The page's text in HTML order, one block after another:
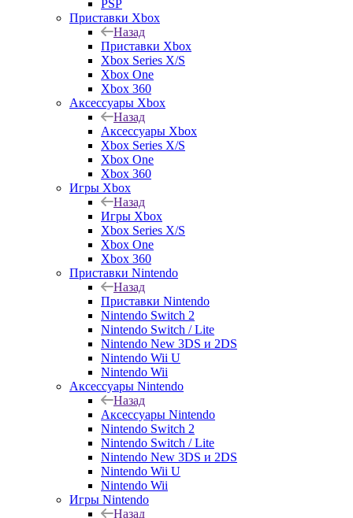
PSP
Приставки Xbox
Назад
Приставки Xbox
Xbox Series X/S
Xbox One
Xbox 360
Аксессуары Xbox
Назад
Аксессуары Xbox
Xbox Series X/S
Xbox One
Xbox 360
Игры Xbox
Назад
Игры Xbox
Xbox Series X/S
Xbox One
Xbox 360
Приставки Nintendo
Назад
Приставки Nintendo
Nintendo Switch 2
Nintendo Switch / Lite
Nintendo New 3DS и 2DS
Nintendo Wii U
Nintendo Wii
Аксессуары Nintendo
Назад
Аксессуары Nintendo
Nintendo Switch 2
Nintendo Switch / Lite
Nintendo New 3DS и 2DS
Nintendo Wii U
Nintendo Wii
Игры Nintendo
Назад